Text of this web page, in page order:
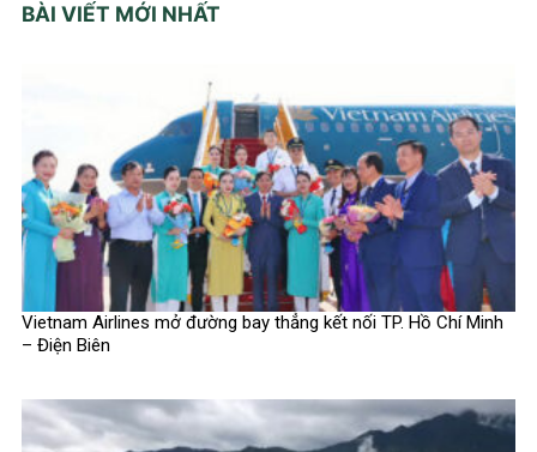
BÀI VIẾT MỚI NHẤT
Vietnam Airlines mở đường bay thẳng kết nối TP. Hồ Chí Minh
– Điện Biên